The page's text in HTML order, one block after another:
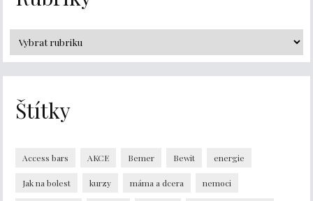
Štítky
Access bars AKCE Bemer Bewit energie
Jak na bolest kurzy máma a dcera nemoci